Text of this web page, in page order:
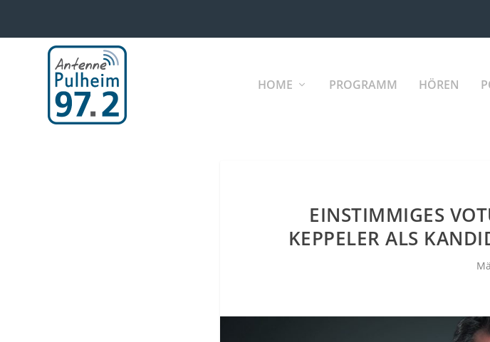
HOME PROGRAMM HÖREN
EINSTIMMIGES
KEPPELER ALS